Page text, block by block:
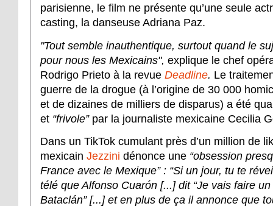
parisienne, le film ne présente qu’une seule
casting, la danseuse Adriana Paz.
"Tout semble inauthentique, surtout quand le
pour nous les Mexicains", explique le chef
Rodrigo Prieto à la revue Deadline. Le
guerre de la drogue (à l’origine de 30 000
et de dizaines de milliers de disparus) a été
et “frivole”par la journaliste mexicaine Cecilia
Dans un TikTok cumulant près d’un million de
mexicain Jezzini dénonce une “obsession
France avec le Mexique” : “Si un jour, tu te
télé que Alfonso Cuarón [...] dit “Je vais faire un
Bataclán” [...] et en plus de ça il annonce que